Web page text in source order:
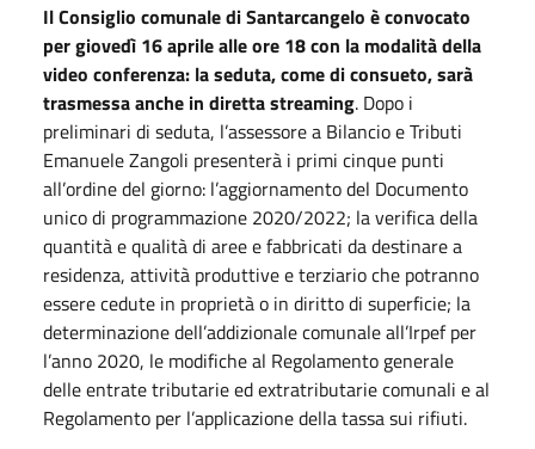
Il Consiglio comunale di Santarcangelo è convocato
per giovedì 16 aprile alle ore 18 con la modalità della
video conferenza: la seduta, come di consueto, sarà
trasmessa anche in diretta streaming. Dopo i
preliminari di seduta, l’assessore a Bilancio e Tributi
Emanuele Zangoli presenterà i primi cinque punti
all’ordine del giorno: l’aggiornamento del Documento
unico di programmazione 2020/2022; la verifica della
quantità e qualità di aree e fabbricati da destinare a
residenza, attività produttive e terziario che potranno
essere cedute in proprietà o in diritto di superficie; la
determinazione dell’addizionale comunale all’Irpef per
l’anno 2020, le modifiche al Regolamento generale
delle entrate tributarie ed extratributarie comunali e al
Regolamento per l’applicazione della tassa sui rifiuti.